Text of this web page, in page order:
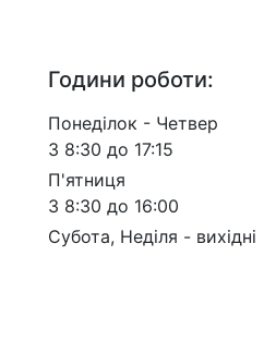
Години роботи:
Понеділок - Четвер
З 8:30 до 17:15
П'ятниця
З 8:30 до 16:00
Субота, Неділя - вихідні